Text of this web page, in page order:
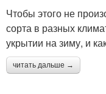
Чтобы этого не
сорта в разных
укрытии на зиму, и
читать дальше →